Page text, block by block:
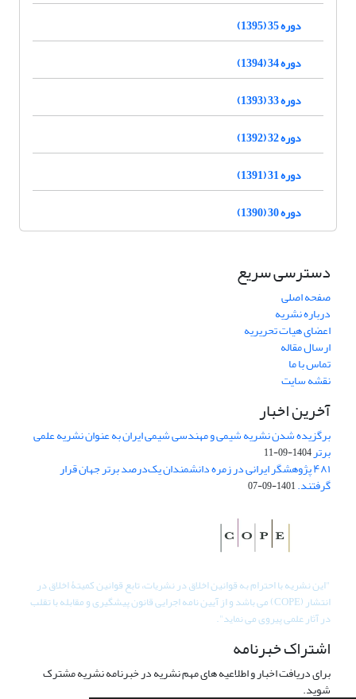
دوره 35 (1395)
دوره 34 (1394)
دوره 33 (1393)
دوره 32 (1392)
دوره 31 (1391)
دوره 30 (1390)
دسترسی سریع
صفحه اصلی
درباره نشریه
اعضای هیات تحریریه
ارسال مقاله
تماس با ما
نقشه سایت
آخرین اخبار
برگزیده شدن نشریه شیمی و مهندسی شیمی ایران به عنوان نشریه علمی
برتر1404-09-11
۴۸۱ پژوهشگر ایرانی در زمره دانشمندان یک‌درصد برتر جهان قرار
گرفتند.1401-09-07
"این نشریه با احترام به قوانین اخلاق در نشریات، تابع قوانین کمیتۀ اخلاق در
انتشار (COPE) می باشد و از آیین نامه اجرایی قانون پیشگیری و مقابله با تقلب
در آثار علمی پیروی می نماید".
اشتراک خبرنامه
برای دریافت اخبار و اطلاعیه های مهم نشریه در خبرنامه نشریه مشترک
شوید.